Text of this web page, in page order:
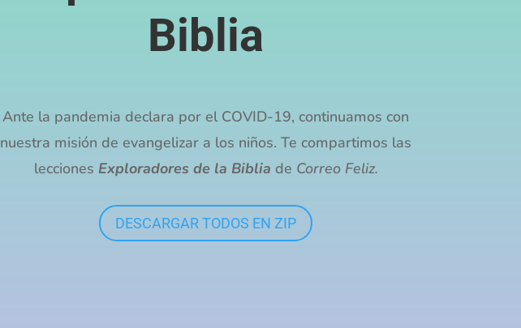
Biblia
Ante la pandemia declara por el COVID-19, continuamos con
nuestra misión de evangelizar a los niños. Te compartimos las
lecciones Exploradores de la Biblia de Correo Feliz.
DESCARGAR TODOS EN ZIP